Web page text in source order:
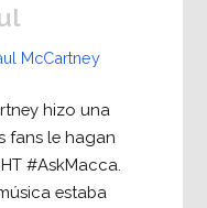
McCartney
hizo una
fans le hagan
#AskMacca.
estaba